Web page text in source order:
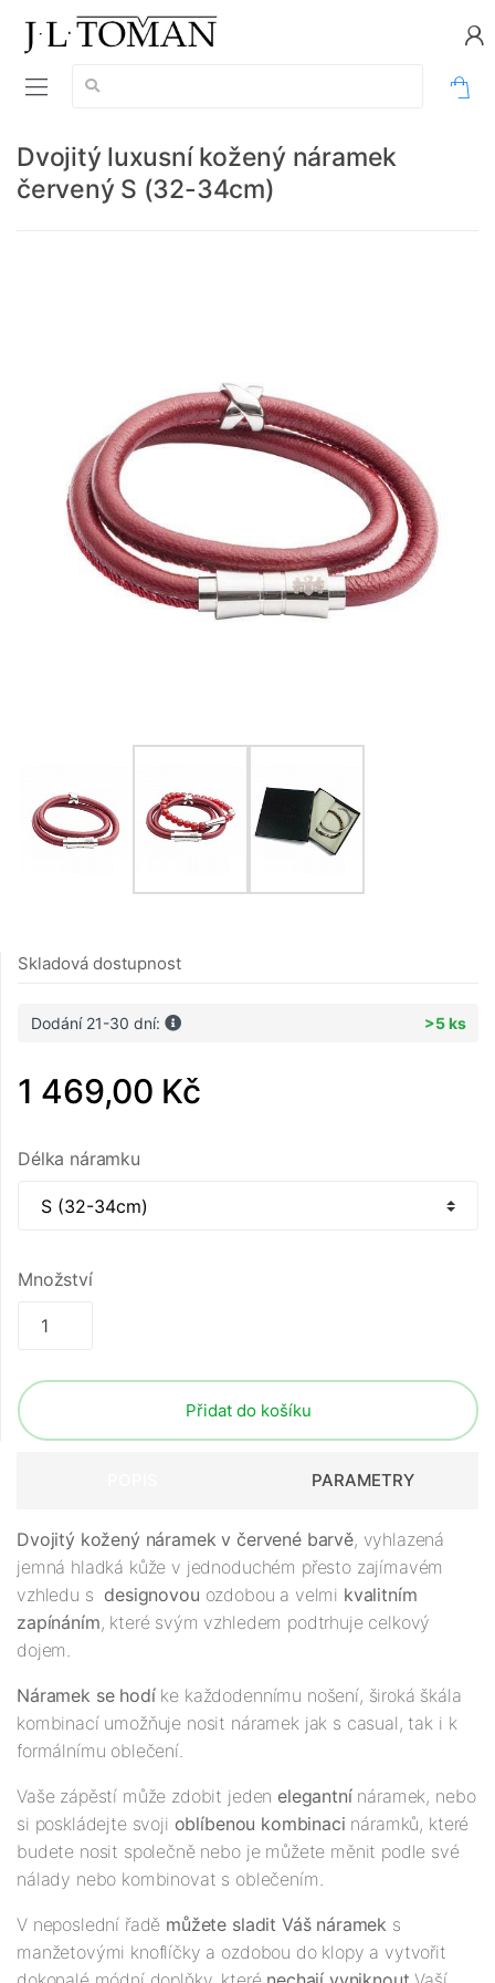
Vyhledávání:
Dvojitý luxusní kožený náramek
červený S (32-34cm)
Skladová dostupnost
Dodání 21-30 dní: >5 ks
1 469,00 Kč
Délka náramku
Množství
Přidat do košíku
PARAMETRY
Dvojitý kožený náramek v červené barvě, vyhlazená
jemná hladká kůže v jednoduchém přesto zajímavém
vzhledu s designovou ozdobou a velmi kvalitním
zapínáním, které svým vzhledem podtrhuje celkový
dojem.
Náramek se hodíke každodennímu nošení, široká škála
kombinací umožňuje nosit náramek jak s casual, tak i k
formálnímu oblečení.
Vaše zápěstí může zdobit jeden elegantní náramek, nebo
si poskládejte svoji oblíbenou kombinaci náramků, které
budete nosit společně nebo je můžete měnit podle své
nálady nebo kombinovat s oblečením.
V neposlední řadě můžete sladit Váš náramek s
manžetovými knoflíčky a ozdobou do klopy a vytvořit